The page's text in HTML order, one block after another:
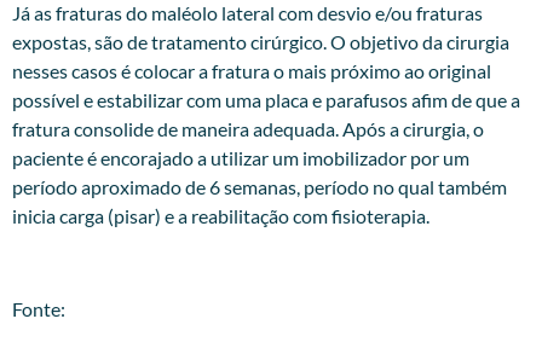
Já as fraturas do maléolo lateral com desvio e/ou fraturas
expostas, são de tratamento cirúrgico. O objetivo da cirurgia
nesses casos é colocar a fratura o mais próximo ao original
possível e estabilizar com uma placa e parafusos afim de que a
fratura consolide de maneira adequada. Após a cirurgia, o
paciente é encorajado a utilizar um imobilizador por um
período aproximado de 6 semanas, período no qual também
inicia carga (pisar) e a reabilitação com fisioterapia.
Fonte: